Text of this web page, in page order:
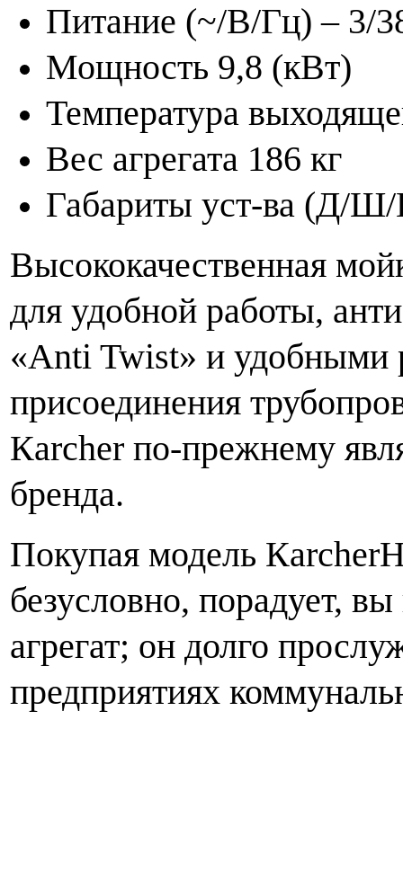
Питание (~/В/Гц) – 3/
Мощность 9,8 (кВт)
Температура
Вес агрегата 186 кг
Габариты уст-ва (Д/
Высококачественная
для удобной работы,
«Anti Twist» и удобными
присоединения
Кarcher по-прежнему
бренда.
Покупая модель Кarcher
безусловно, порадует,
агрегат; он долго
предприятиях